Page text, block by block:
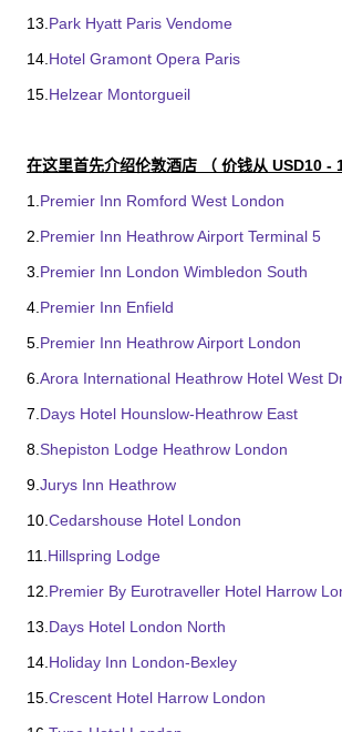
13. Park Hyatt Paris Vendome
14. Hotel Gramont Opera Paris
15. Helzear Montorgueil
在这里首先介绍伦敦酒店 （ 价钱从 USD10 -
1. Premier Inn Romford West London
2. Premier Inn Heathrow Airport Terminal 5
3. Premier Inn London Wimbledon South
4. Premier Inn Enfield
5. Premier Inn Heathrow Airport London
6. Arora International Heathrow Hotel West
7. Days Hotel Hounslow-Heathrow East
8. Shepiston Lodge Heathrow London
9. Jurys Inn Heathrow
10. Cedarshouse Hotel London
11. Hillspring Lodge
12. Premier By Eurotraveller Hotel Harrow
13. Days Hotel London North
14. Holiday Inn London-Bexley
15. Crescent Hotel Harrow London